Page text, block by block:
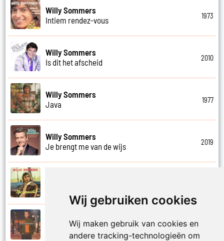
Wij gebruiken cookies
Wij maken gebruik van cookies en
andere tracking-technologieën om
Willy Sommers
Intiem rendez-vous
1973
Willy Sommers
Is dit het afscheid
2010
Willy Sommers
Java
1977
Willy Sommers
Je brengt me van de wijs
2019
Willy Sommers
Je schenkt hem de dans